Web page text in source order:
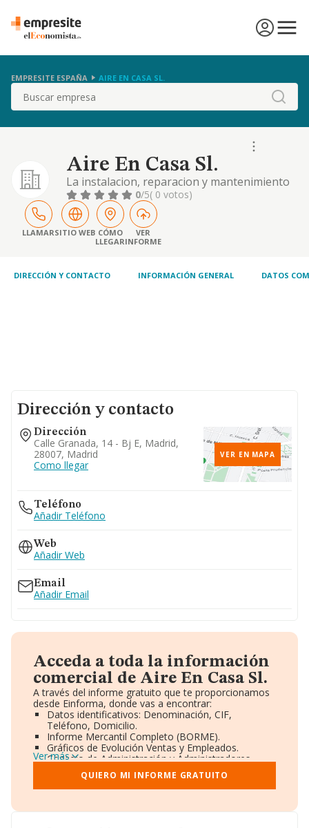
EMPRESITE ESPAÑA AIRE EN CASA SL.
Buscar
Aire En Casa Sl.
La instalacion, reparacion y mantenimiento
de aire acondicionado, asi como las obras de
acondicionamiento tanto interior como
exterior de toda clase de bienes inmuebles
0/5( 0 votos)
LLAMARSITIO WEB CÓMO
LLEGAR
VER
INFORME
DIRECCIÓN Y CONTACTO INFORMACIÓN GENERAL DATOS
Dirección y contacto
Dirección
Calle Granada, 14 - Bj E, Madrid,
28007, Madrid
Como llegar
VER EN MAPA
Teléfono
Añadir Teléfono
Web
Añadir Web
Email
Añadir Email
Acceda a toda la información
comercial de Aire En Casa Sl.
A través del informe gratuito que te proporcionamos
desde Einforma, donde vas a encontrar:
Datos identificativos: Denominación, CIF,
Teléfono, Domicilio.
Informe Mercantil Completo (BORME).
Gráficos de Evolución Ventas y Empleados.
Consejo de Administración y Administradores.
Directivos y Ejecutivos.
Accionistas.
Participaciones y Vinculaciones en otras empresas.
Información oficial y registral complementaria.
Ver más
QUIERO MI INFORME GRATUITO